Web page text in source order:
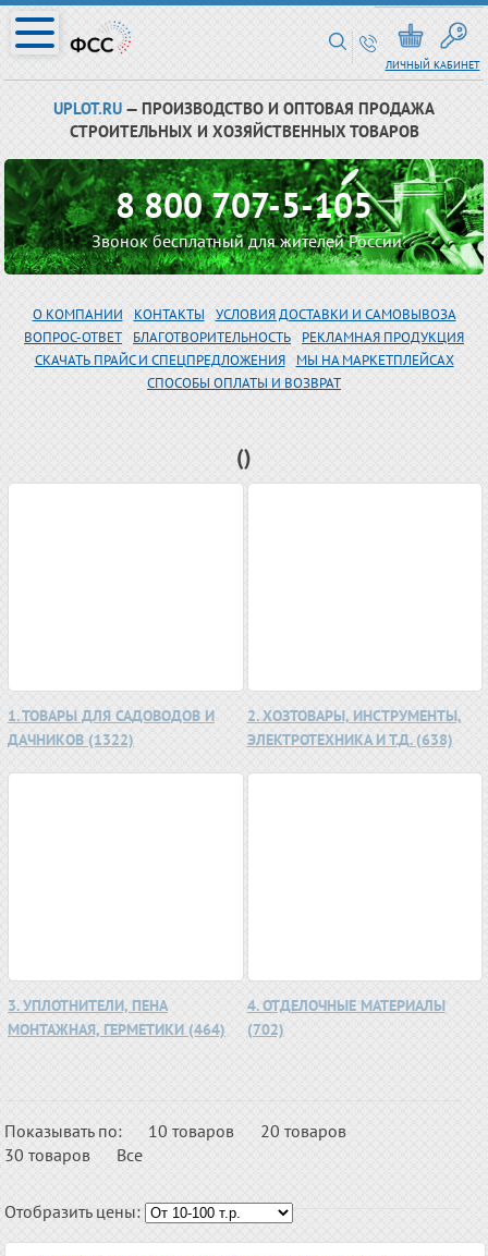
ЛИЧНЫЙ КАБИНЕТ
UPLOT.RU — ПРОИЗВОДСТВО И ОПТОВАЯ ПРОДАЖА
СТРОИТЕЛЬНЫХ И ХОЗЯЙСТВЕННЫХ ТОВАРОВ
8 800 707-5-105
Звонок бесплатный для жителей России
О КОМПАНИИ КОНТАКТЫ
УСЛОВИЯ ДОСТАВКИ И САМОВЫВОЗА
ВОПРОС-ОТВЕТ
БЛАГОТВОРИТЕЛЬНОСТЬ
РЕКЛАМНАЯ ПРОДУКЦИЯ
СКАЧАТЬ ПРАЙС И СПЕЦПРЕДЛОЖЕНИЯ
МЫ НА МАРКЕТПЛЕЙСАХ
СПОСОБЫ ОПЛАТЫ И ВОЗВРАТ
()
1. ТОВАРЫ ДЛЯ САДОВОДОВ И
ДАЧНИКОВ (1322)
2. ХОЗТОВАРЫ, ИНСТРУМЕНТЫ,
ЭЛЕКТРОТЕХНИКА И Т.Д. (638)
3. УПЛОТНИТЕЛИ, ПЕНА
МОНТАЖНАЯ, ГЕРМЕТИКИ (464)
4. ОТДЕЛОЧНЫЕ МАТЕРИАЛЫ
(702)
Показывать по: 10 товаров
20 товаров
30 товаров
Все
Отобразить цены: